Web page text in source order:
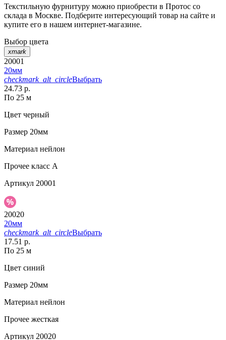
Текстильную фурнитуру можно приобрести в Протос со
склада в Москве. Подберите интересующий товар на сайте и
купите его в нашем интернет-магазине.
Выбор цвета
xmark
20001
20мм
checkmark_alt_circleВыбрать
24.73 р.
По 25 м
Цвет черный
Размер 20мм
Материал нейлон
Прочее класс А
Артикул 20001
20020
20мм
checkmark_alt_circleВыбрать
17.51 р.
По 25 м
Цвет синий
Размер 20мм
Материал нейлон
Прочее жесткая
Артикул 20020